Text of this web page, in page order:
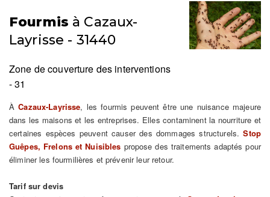
Fourmis à Cazaux-
Layrisse - 31440
Zone de couverture des interventions
- 31
ÀCazaux-Layrisse, les fourmis peuvent être une nuisance majeure
dans les maisons et les entreprises. Elles contaminent la nourriture et
certaines espèces peuvent causer des dommages structurels.Stop
Guêpes, Frelons et Nuisibles propose des traitements adaptés pour
éliminer les fourmilières et prévenir leur retour.
Tarif sur devis